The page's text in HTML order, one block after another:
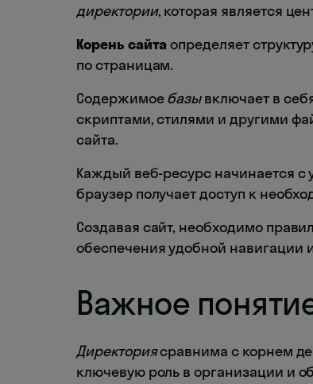
директории, которая является
Корень сайта определяет
по страницам.
Содержимоебазывключает в
скриптами, стилями и другими
сайта.
Каждый веб-ресурс начинается с
браузер получает доступ к
Создавая сайт, необходимо
обеспечения удобной навигации
Важное
Директориясравнима с корнем
ключевую роль в организации и